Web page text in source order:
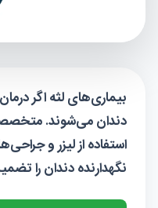
بیماری‌های لثه اگر
دندان می‌شوند.
استفاده از لیزر و
نگهدارنده دندان را